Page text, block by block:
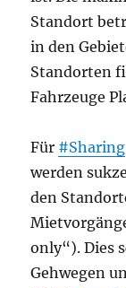
Standort
in den
Standorten
Fahrzeuge
Für #Sharing
werden
den
only“). Dies
Gehwegen